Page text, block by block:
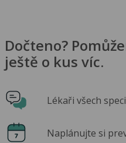
Dočteno?
ještě o kus víc.
Lékaři všech
Naplánujte si